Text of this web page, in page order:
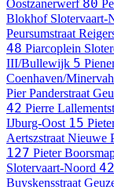
Oostzanerwerf 80
Blokhof Slotervaart-
Peursumstraat
48 Piarcoplein
III/Bullewijk 5
Coenhaven/
Pier Panderstraat
42 Pierre
IJburg-Oost 15
Aertszstraat Nieuwe
127 Pieter
Slotervaart-Noord 42
Buyskensstraat